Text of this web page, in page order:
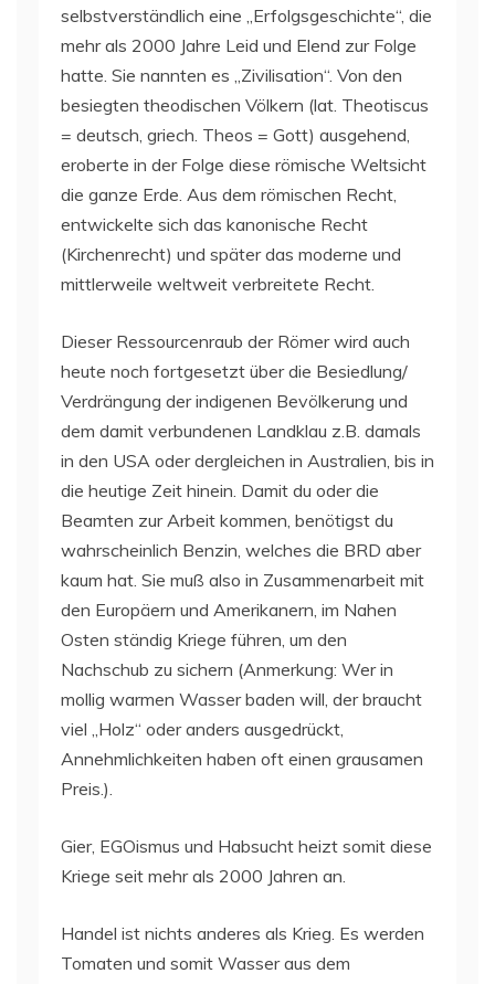
selbstverständlich eine „Erfolgsgeschichte“, die
mehr als 2000 Jahre Leid und Elend zur Folge
hatte. Sie nannten es „Zivilisation“. Von den
besiegten theodischen Völkern (lat. Theotiscus
= deutsch, griech. Theos = Gott) ausgehend,
eroberte in der Folge diese römische Weltsicht
die ganze Erde. Aus dem römischen Recht,
entwickelte sich das kanonische Recht
(Kirchenrecht) und später das moderne und
mittlerweile weltweit verbreitete Recht.
Dieser Ressourcenraub der Römer wird auch
heute noch fortgesetzt über die Besiedlung/
Verdrängung der indigenen Bevölkerung und
dem damit verbundenen Landklau z.B. damals
in den USA oder dergleichen in Australien, bis in
die heutige Zeit hinein. Damit du oder die
Beamten zur Arbeit kommen, benötigst du
wahrscheinlich Benzin, welches die BRD aber
kaum hat. Sie muß also in Zusammenarbeit mit
den Europäern und Amerikanern, im Nahen
Osten ständig Kriege führen, um den
Nachschub zu sichern (Anmerkung: Wer in
mollig warmen Wasser baden will, der braucht
viel „Holz“ oder anders ausgedrückt,
Annehmlichkeiten haben oft einen grausamen
Preis.).
Gier, EGOismus und Habsucht heizt somit diese
Kriege seit mehr als 2000 Jahren an.
Handel ist nichts anderes als Krieg. Es werden
Tomaten und somit Wasser aus dem